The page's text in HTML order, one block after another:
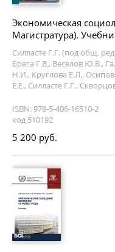
Экономическая
Магистратура).
Силласте Г.Г. (под общ.
Брега Г.В., Веселов Ю.В.,
Н.И., Круглова Е.Л.,
Е.Е., Силласте Г.Г.,
ISBN: 978-5-406-16510-2
код 510192
5 200 руб.